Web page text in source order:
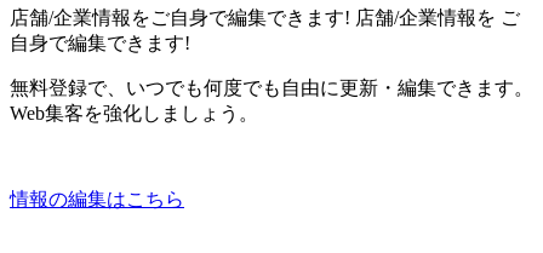
店舗/企業情報をご自身で編集できます! 店舗/企業情報を ご
自身で編集できます!
無料登録で、いつでも何度でも自由に更新・編集できます。
Web集客を強化しましょう。
情報の編集はこちら